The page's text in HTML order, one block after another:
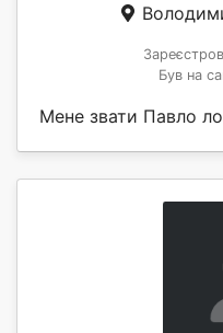
Був на
Мене звати Павло